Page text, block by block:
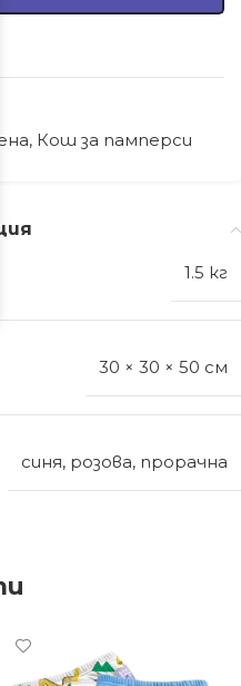
, Кош за памперси
1.5 кг
30 × 30 × 50 см
синя, розова, прорачна